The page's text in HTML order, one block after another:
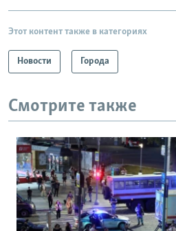
Этот контент также в категориях
Новости Города
Смотрите также